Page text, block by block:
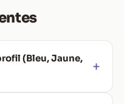
(Bleu, Jaune,